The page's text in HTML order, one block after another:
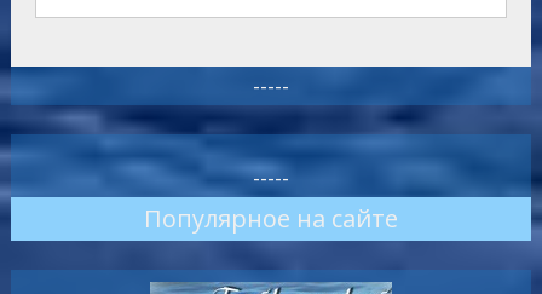
-----
-----
Популярное на сайте